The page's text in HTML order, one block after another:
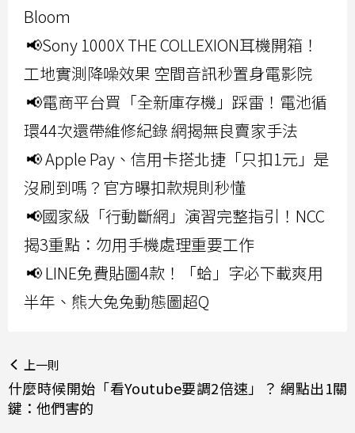
Bloom
📢Sony 1000X THE COLLEXION耳機開箱！
工地實測降噪效果 空間音訊秒置身電影院
📢電商平台買「全新庫存機」踩雷！電池循
環44次還帶維修紀錄 網揭無良賣家手法
📢 Apple Pay、信用卡搭北捷「只扣1元」是
沒刷到嗎？官方曝扣款規則秒懂
📢國家級「行動斷網」演習完整指引！NCC
揭3重點：勿用手機處理重要工作
📢 LINE免費貼圖4款！「蛤」字必下載爽用
半年、熊大兔兔動態圖超Q
上一則
什麼時候開始「看Youtube要調2倍速」？ 網點出1關
鍵：他們害的